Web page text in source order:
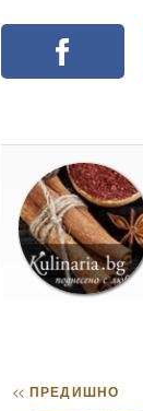
<< ПРЕДИШНО